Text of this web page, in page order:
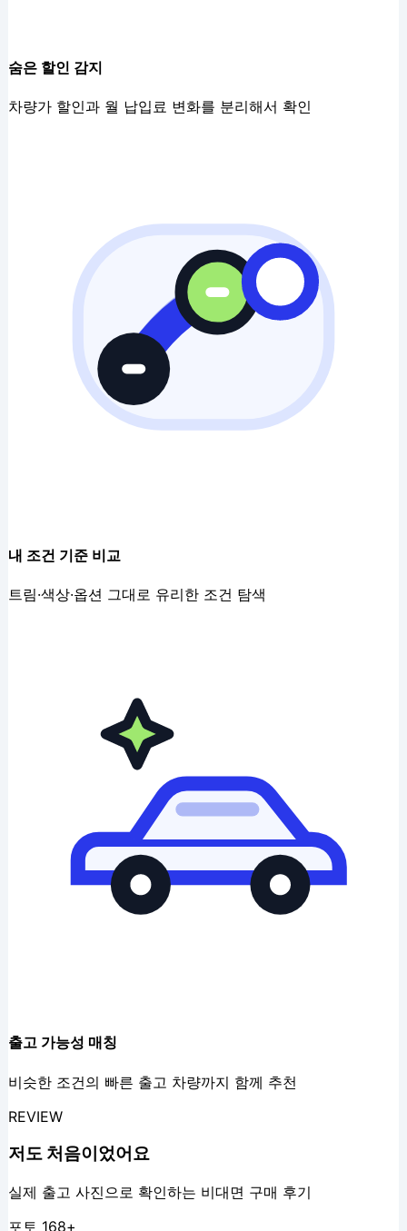
숨은 할인 감지
차량가 할인과 월 납입료 변화를 분리해서 확인
내 조건 기준 비교
트림·색상·옵션 그대로 유리한 조건 탐색
출고 가능성 매칭
비슷한 조건의 빠른 출고 차량까지 함께 추천
REVIEW
저도 처음이었어요
실제 출고 사진으로 확인하는 비대면 구매 후기
포토 168+